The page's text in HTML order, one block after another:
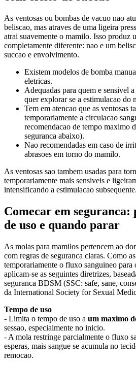
As ventosas ou bombas de vacuo nao
beliscao, mas atraves de uma ligeira
atrai suavemente o mamilo. Isso produz
completamente diferente: nao e um
succao e envolvimento.
Existem modelos de bomba
eletricas.
Adequadas para quem e sensivel
quer explorar se a estimulacao do
Tem em atencao que as ventosas
temporariamente a circulacao
recomendacao de tempo maximo
seguranca abaixo).
Nao recomendadas em caso de
abrasoes em torno do mamilo.
As ventosas sao tambem usadas para
temporariamente mais sensiveis e
intensificando a estimulacao subsequente.
Comecar em seguranca:
de uso e quando parar
As molas para mamilos pertencem ao
com regras de seguranca claras. Como
temporariamente o fluxo sanguineo para
aplicam-se as seguintes diretrizes,
seguranca BDSM (SSC: safe, sane,
da International Society for Sexual
Tempo de uso
- Limita o tempo de uso a um maximo
sessao, especialmente no inicio.
- A mola restringe parcialmente o fluxo
esperas, mais sangue se acumula no
remocao.